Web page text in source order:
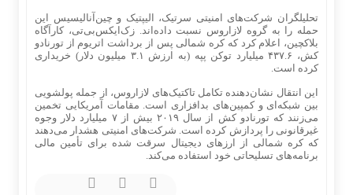
تحلیلگران شرکت‌های امنیتی سرتیک، الیپتیک و چین‌آنالیسیس این
حمله را به گروه لازاروس نسبت داده‌اند. زک‌ایکس‌بی‌تی، کارآگاه
بلاکچین، اعلام کرد که کره شمالی پس از برداشت اتریوم از تورنادو
کش، ۴۳۷.۶ میلیارد توکن پپه (به ارزش ۳.۱ میلیون دلار) خریداری
کرده است.
این انتقال نشان‌دهنده تکامل تاکتیک‌های لازاروس، از جمله پولشویی
بین شبکه‌ای و کمپین‌های بدافزاری است. مقامات آمریکایی تخمین
می‌زنند که تورنادو کش از سال ۲۰۱۹ بیش از ۷ میلیارد دلار وجوه
غیرقانونی را پردازش کرده است. شرکت‌های امنیتی هشدار می‌دهند
که کره شمالی از ارزهای دیجیتال سرقت شده برای تأمین مالی
برنامه‌های تسلیحاتی خود استفاده می‌کند.